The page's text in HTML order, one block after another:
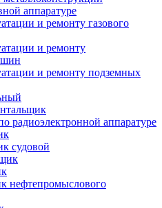
аппаратуре
и ремонту газового
и ремонту
и ремонту подземных
радиоэлектронной аппаратуре
судовой
нефтепромыслового